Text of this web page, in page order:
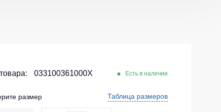
Шорты и леггинсы для спорта
033100361000X Есть в наличии
размер Таблица размеров